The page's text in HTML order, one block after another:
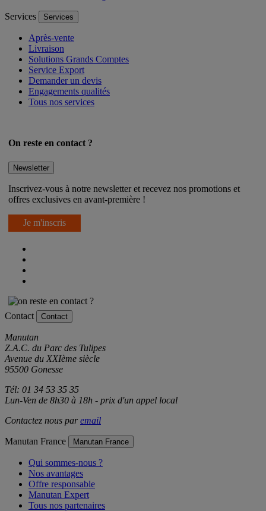
Après-vente
Livraison
Solutions Grands Comptes
Service Export
Demander un devis
Engagements qualités
Newsletter
Inscrivez-vous à notre newsletter et recevez nos promotions et
Je m'inscris
Manutan
Z.A.C. du Parc des Tulipes
Avenue du XXIème siècle
Tél: 01 34 53 35 35
Qui sommes-nous ?
Nos avantages
Offre responsable
Manutan Expert